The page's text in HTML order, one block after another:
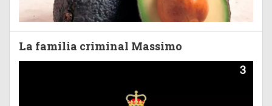
La familia criminal Massimo
3